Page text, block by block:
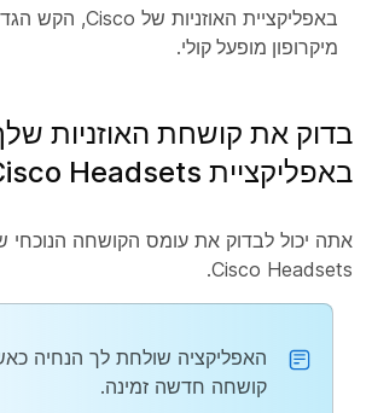
באפליקציית האוזניות של Cisco, הקש
מיקרופון מופעל קולי.
בדוק את קושחת האוזניות
באפליקציית Cisco Headsets
אתה יכול לבדוק את עומס הקושחה הנוכחי
Cisco Headsets.
האפליקציה שולחת לך הנחיה
קושחה חדשה זמינה.